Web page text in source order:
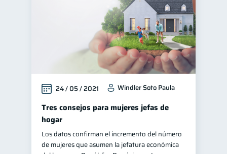
24 / 05 / 2021 Windler Soto Paula
Tres consejos para mujeres jefas de
hogar
Los datos confirman el incremento del número
de mujeres que asumen la jefatura económica